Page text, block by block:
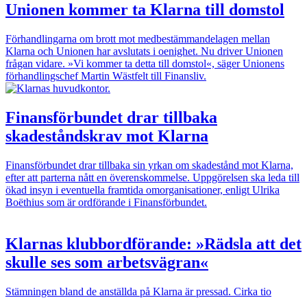
Unionen kommer ta Klarna till domstol
Förhandlingarna om brott mot medbestämmandelagen mellan
Klarna och Unionen har avslutats i oenighet. Nu driver Unionen
frågan vidare. »Vi kommer ta detta till domstol«, säger Unionens
förhandlingschef Martin Wästfelt till Finansliv.
Finansförbundet drar tillbaka
skadeståndskrav mot Klarna
Finansförbundet drar tillbaka sin yrkan om skadestånd mot Klarna,
efter att parterna nått en överenskommelse. Uppgörelsen ska leda till
ökad insyn i eventuella framtida omorganisationer, enligt Ulrika
Boëthius som är ordförande i Finansförbundet.
Klarnas klubbordförande: »Rädsla att det
skulle ses som arbetsvägran«
Stämningen bland de anställda på Klarna är pressad. Cirka tio